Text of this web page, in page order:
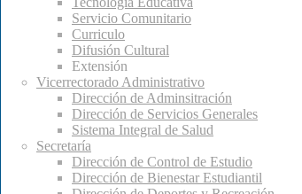
Servicio Comunitario
Curriculo
Difusión Cultural
Extensión
Vicerrectorado Administrativo
Dirección de Adminsitración
Dirección de Servicios Generales
Sistema Integral de Salud
Secretaría
Dirección de Control de Estudio
Dirección de Bienestar Estudiantil